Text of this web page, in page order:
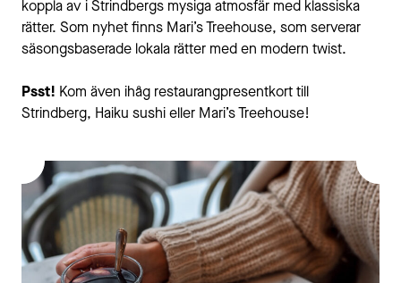
koppla av i Strindbergs mysiga atmosfär med klassiska
rätter. Som nyhet finns Mari’s Treehouse, som serverar
säsongsbaserade lokala rätter med en modern twist.
Psst! Kom även ihåg restaurangpresentkort till
Strindberg, Haiku sushi eller Mari’s Treehouse!